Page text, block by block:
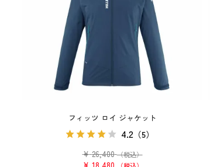
フィッツ ロイ ジャケット
4.2（5）
¥ 26,400 （税込）